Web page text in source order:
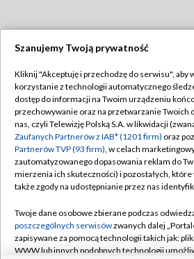
TVP
Abonament TVP
Emisja w TVP
Centrum informacji TVP
Naziemna Telewizja Cyfrowa
Rada Programowa
System NOS
Regulamin
Polityka
Moje zgody
Pomoc
Kontakt
Szanujemy Twoją prywatność
Kliknij "Akceptuję i przechodzę do serwisu", aby
korzystanie z technologii automatycznego
dostęp do informacji na Twoim urządzeniu
przechowywanie oraz na przetwarzanie Twoich
nas, czyli Telewizję Polską S.A. w likwidacji
Zaufanych Partnerów z IAB* (1201 firm) oraz
Partnerów TVP (93 firm), w celach
zautomatyzowanego dopasowania reklam do
mierzenia ich skuteczności) i pozostałych,
także zgody na udostępnianie przez nas
Twoje dane osobowe zbierane podczas
poszczególnych serwisówzwanych dalej
zapisywane za pomocą technologii takich jak:
WWW lub innych podobnych technologii